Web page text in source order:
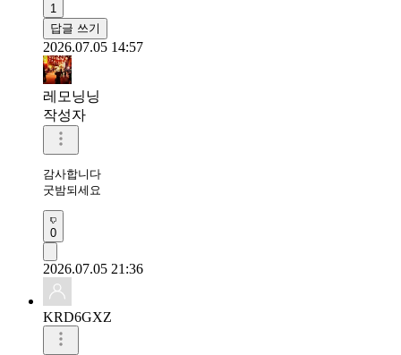
1
답글 쓰기
2026.07.05 14:57
레모닝닝
작성자
감사합니다
굿밤되세요
0
2026.07.05 21:36
KRD6GXZ